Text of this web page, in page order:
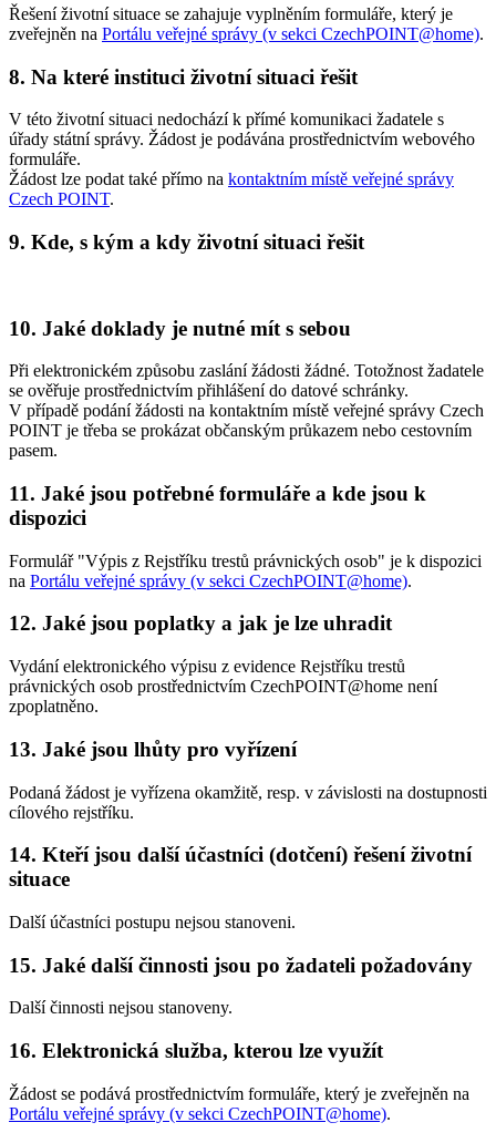
Řešení životní situace se zahajuje vyplněním formuláře, který je
zveřejněn na Portálu veřejné správy (v sekci CzechPOINT@home).
8. Na které instituci životní situaci řešit
V této životní situaci nedochází k přímé komunikaci žadatele s
úřady státní správy. Žádost je podávána prostřednictvím webového
formuláře.
Žádost lze podat také přímo na kontaktním místě veřejné správy
Czech POINT.
9. Kde, s kým a kdy životní situaci řešit
10. Jaké doklady je nutné mít s sebou
Při elektronickém způsobu zaslání žádosti žádné. Totožnost žadatele
se ověřuje prostřednictvím přihlášení do datové schránky.
V případě podání žádosti na kontaktním místě veřejné správy Czech
POINT je třeba se prokázat občanským průkazem nebo cestovním
pasem.
11. Jaké jsou potřebné formuláře a kde jsou k
dispozici
Formulář "Výpis z Rejstříku trestů právnických osob" je k dispozici
na Portálu veřejné správy (v sekci CzechPOINT@home).
12. Jaké jsou poplatky a jak je lze uhradit
Vydání elektronického výpisu z evidence Rejstříku trestů
právnických osob prostřednictvím CzechPOINT@home není
zpoplatněno.
13. Jaké jsou lhůty pro vyřízení
Podaná žádost je vyřízena okamžitě, resp. v závislosti na dostupnosti
cílového rejstříku.
14. Kteří jsou další účastníci (dotčení) řešení životní
situace
Další účastníci postupu nejsou stanoveni.
15. Jaké další činnosti jsou po žadateli požadovány
Další činnosti nejsou stanoveny.
16. Elektronická služba, kterou lze využít
Žádost se podává prostřednictvím formuláře, který je zveřejněn na
Portálu veřejné správy (v sekci CzechPOINT@home).